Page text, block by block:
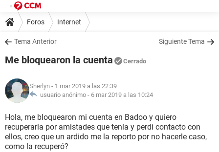
Foros Internet
Tema Anterior Siguiente Tema
Me bloquearon la cuenta Cerrado
Sherlyn - 1 mar 2019 a las 22:39
usuario anónimo - 6 mar 2019 a las 10:24
Hola, me bloquearon mi cuenta en Badoo y quiero
recuperarla por amistades que tenía y perdí contacto con
ellos, creo que un ardido me la reporto por no hacerle caso,
como la recuperó?